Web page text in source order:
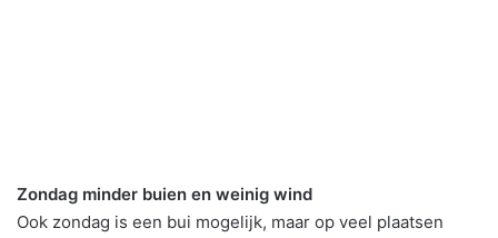
Zondag minder buien en weinig wind
Ook zondag is een bui mogelijk, maar op veel plaatsen